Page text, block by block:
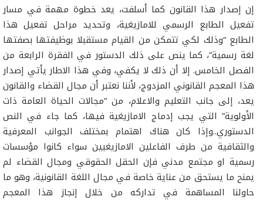
إن إصدار هذا القانون كما أسلفت، يعد خطوة مهمة في مسار
تفعيل الطابع الرسمي للامازيغية، وتحديد مراحل تفعيل هذا
الطابع “وذلك لكي تتمكن من القيام مستقبلا بوظيفتها بصفتها
لغة رسمية”، كما ينص على ذلك الدستور في الفقرة الرابعة من
الفصل الخامس. إلا أن ذلك لا يكفي، وفي هذا الاطار يأتي إصدار
هذا المعجم القانوني المزدوج، لأننا نعتبر أن مجال القضاء والقانون
يعد، إلى جانب التعليم والاعلام، من “مجالات الحياة العامة ذات
الأولوية” التي يجب إدماج الامازيغية فيها، كما جاء في النص
الدستوري..وإذا كان هناك اهتمام بمختلف الجوانب المعرفية
والثقافية من طرف الفاعلين الامازيغيين سواء كانوا مؤسسات
رسمية او مجتمع مدني فإن الحقل الحقوقي ومجال القضاء لم
يمنح ما يستحق من عناية خاصة في مجال اللغة القانونية، وهو ما
حاولنا المساهمة في تداركه من خلال إنجاز هذا المعجم